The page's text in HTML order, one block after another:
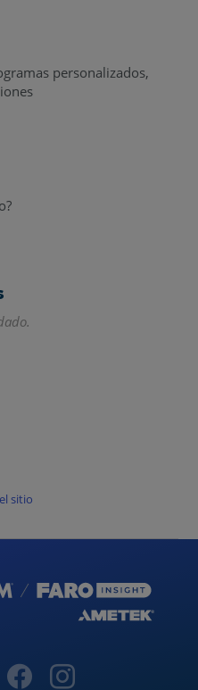
personalizados,
sitio